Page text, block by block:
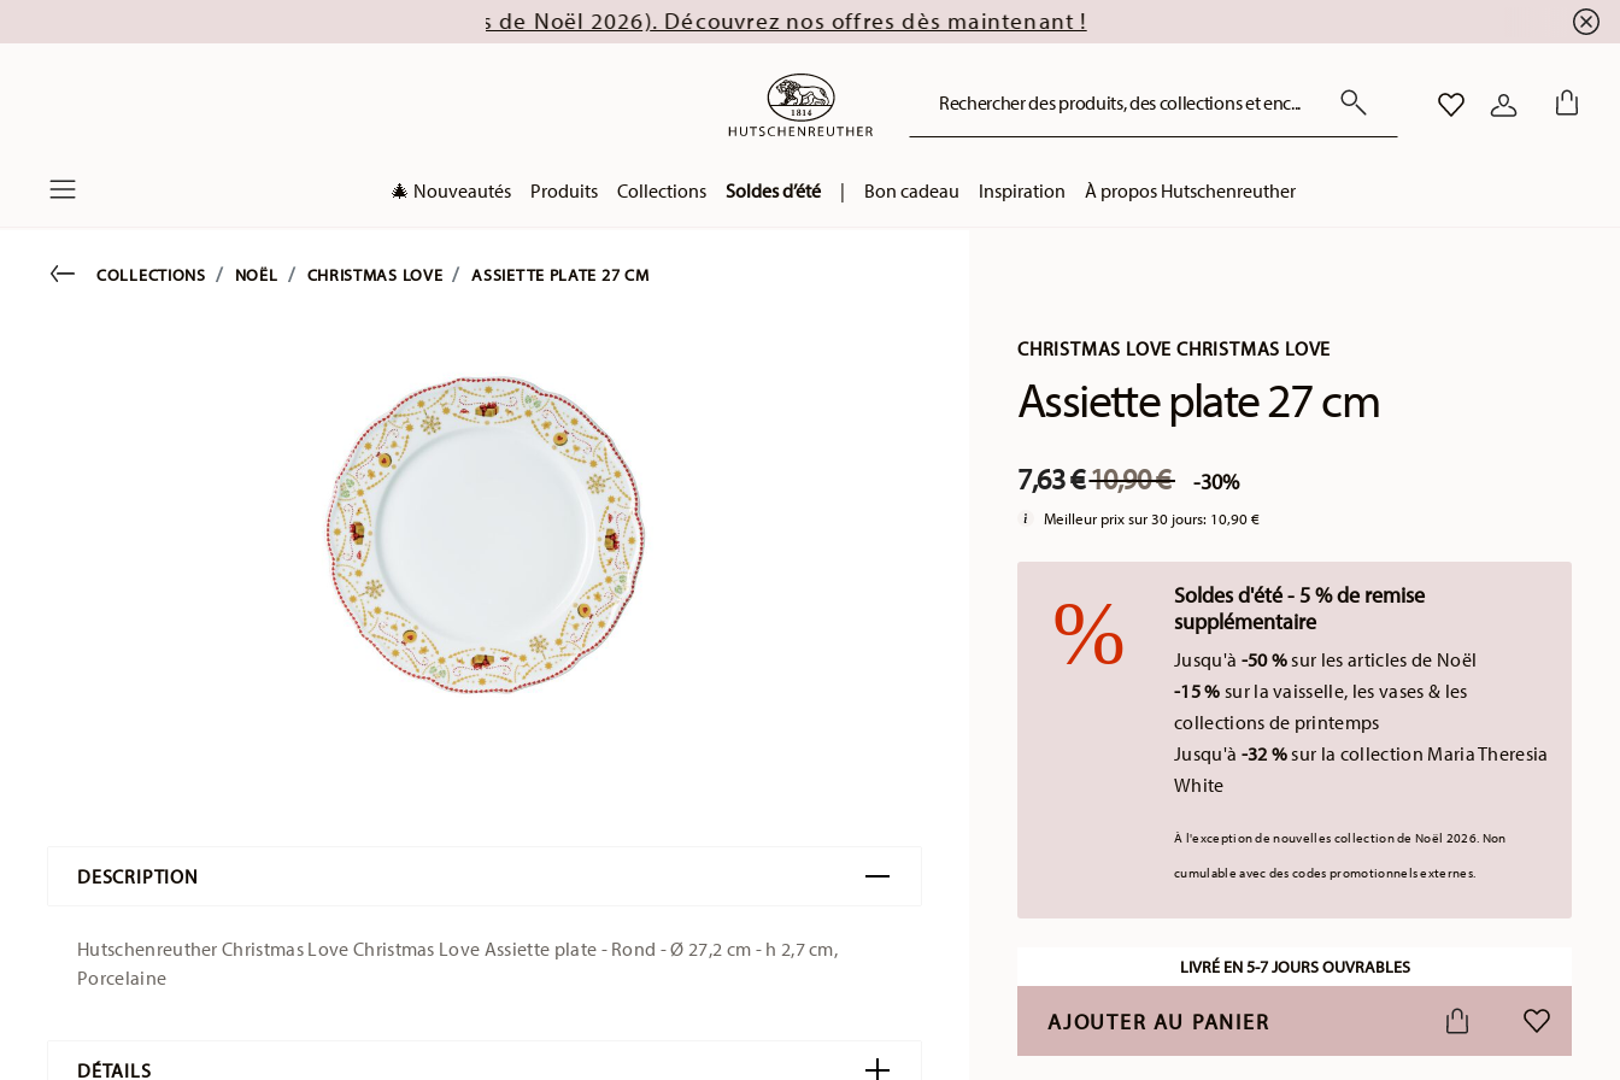
32 % (exclu. collections de Noël 2026). Découvrez nos offres dès maintenant !
Rechercher des produits, des collections et enc... LISTE DE SOUHAITS
CONNEXION
🎄 Nouveautés Produits Collections Soldes d’été | Bon cadeau Inspiration À propos Hutschenreuther
CHRISTMAS LOVE CHRISTMAS LOVE
Assiette plate 27 cm
7,63 €Price reduced from
10,90 €to-30%
Meilleur prix sur 30 jours: 10,90 €
Soldes d'été - 5 % de remise
supplémentaire
Jusqu'à -50 %sur les articles de Noël
-15 % sur la vaisselle, les vases & les
collections de printemps
Jusqu'à -32 %sur la collection Maria Theresia
White
À l'exception de nouvelles collection de Noël 2026. Non
cumulable avec des codes promotionnels externes.
LIVRÉ EN 5-7 JOURS OUVRABLES
AJOUTER AU PANIER LISTE DE
Go backCOLLECTIONS NOËL CHRISTMAS LOVE ASSIETTE PLATE 27 CM
DESCRIPTION
Hutschenreuther Christmas Love Christmas Love Assiette plate - Rond - Ø 27,2 cm - h 2,7 cm,
Porcelaine
DÉTAILS